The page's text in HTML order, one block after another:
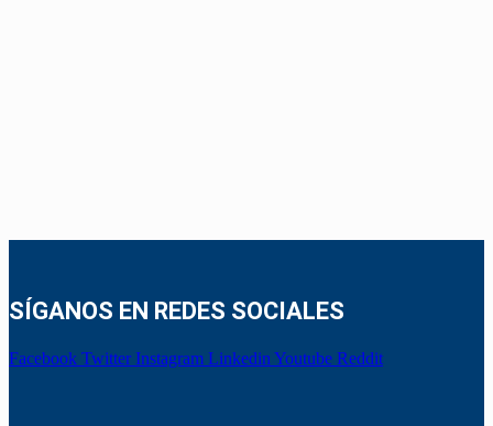
SÍGANOS EN REDES SOCIALES
Facebook Twitter Instagram Linkedin Youtube Reddit